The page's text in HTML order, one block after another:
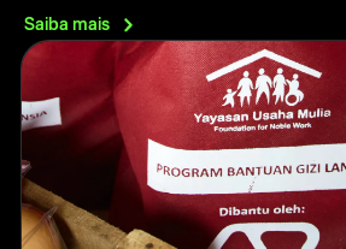
Saiba mais